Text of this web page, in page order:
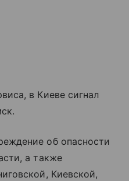
в Киеве сигнал
об опасности
а также
Киевской,